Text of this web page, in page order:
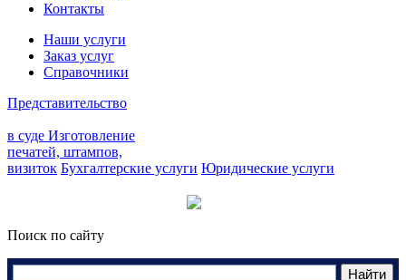
Контакты
Наши услуги
Заказ услуг
Справочники
Представительство
в суде Изготовление
печатей, штампов,
визиток Бухгалтерские услуги Юридические услуги
Поиск по сайту